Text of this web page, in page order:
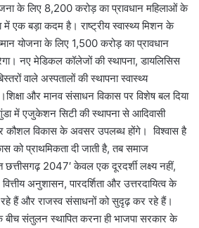
के लिए 8,200 करोड़ का प्रावधान महिलाओं के
एक बड़ा कदम है। राष्ट्रीय स्वास्थ्य मिशन के
योजना के लिए 1,500 करोड़ का प्रावधान
नए मेडिकल कॉलेजों की स्थापना, डायलिसिस
वाले अस्पतालों की स्थापना स्वास्थ्य
और मानव संसाधन विकास पर विशेष बल दिया
में एजुकेशन सिटी की स्थापना से आदिवासी
कौशल विकास के अवसर उपलब्ध होंगे। विश्वास है
को प्राथमिकता दी जाती है, तब समाज
छत्तीसगढ़ 2047′ केवल एक दूरदर्शी लक्ष्य नहीं,
अनुशासन, पारदर्शिता और उत्तरदायित्व के
रहे हैं और राजस्व संसाधनों को सुदृढ़ कर रहे हैं।
बीच संतुलन स्थापित करना ही भाजपा सरकार के